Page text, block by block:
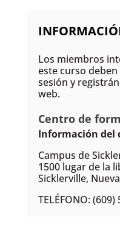
Los miembros
este curso
sesión y
web.
Centro de
Información del
Campus de
1500 lugar de la
Sicklerville,
TELÉFONO: (609)